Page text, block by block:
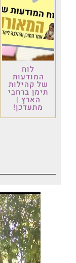
לוח
המודעות
של קהילות
תימן ברחבי
הארץ |
מתעדכן!